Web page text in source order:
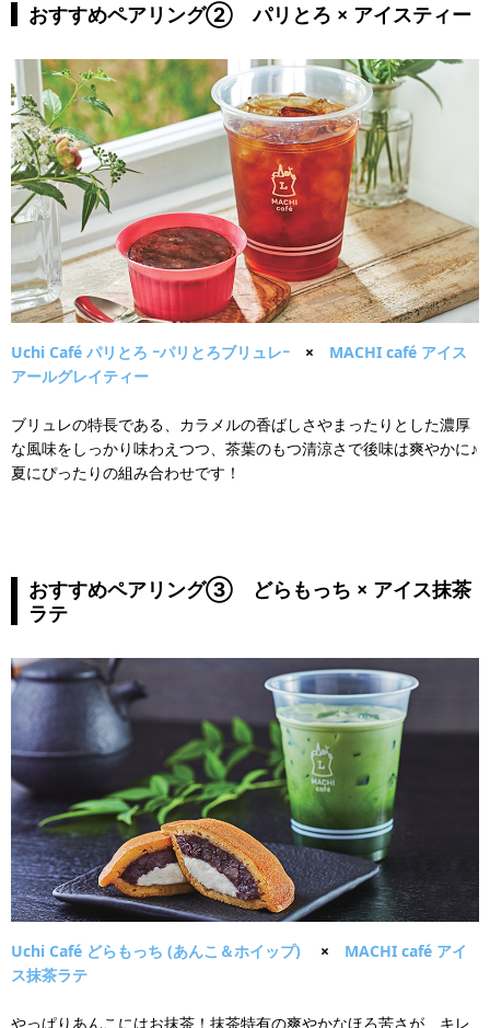
おすすめペアリング② パリとろ × アイスティー
Uchi Café パリとろ ｰパリとろブリュレｰ × MACHI café アイス
アールグレイティー
ブリュレの特長である、カラメルの香ばしさやまったりとした濃厚
な風味をしっかり味わえつつ、茶葉のもつ清涼さで後味は爽やかに♪
夏にぴったりの組み合わせです！
おすすめペアリング③ どらもっち × アイス抹茶
ラテ
Uchi Café どらもっち (あんこ＆ホイップ) × MACHI café アイ
ス抹茶ラテ
やっぱりあんこにはお抹茶！抹茶特有の爽やかなほろ苦さが、キレ